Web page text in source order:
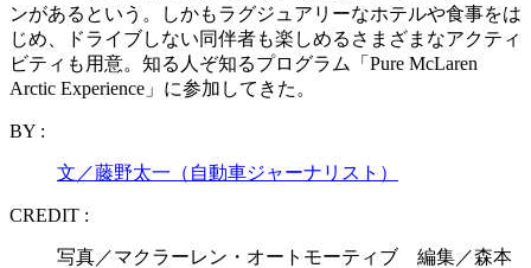
ンがあるという。しかもラグジュアリーなホテルや食事をは
じめ、ドライブしない同伴者も楽しめるさまざまなアクティ
ビティも用意。知る人ぞ知るプログラム「Pure McLaren
Arctic Experience」に参加してきた。
BY :
文／藤野太一（自動車ジャーナリスト）
CREDIT :
写真／マクラーレン・オートモーティブ 編集／森本